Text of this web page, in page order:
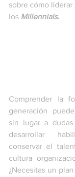
sobre cómo
los Millennials.
Comprender la
generación
sin lugar a
desarrollar
conservar el
cultura
¿Necesitas un